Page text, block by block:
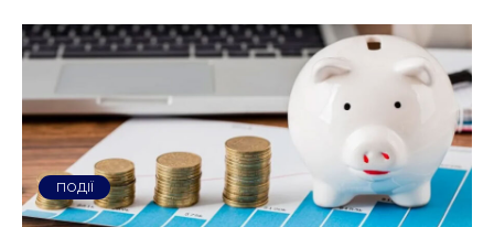
ПОДІЇ